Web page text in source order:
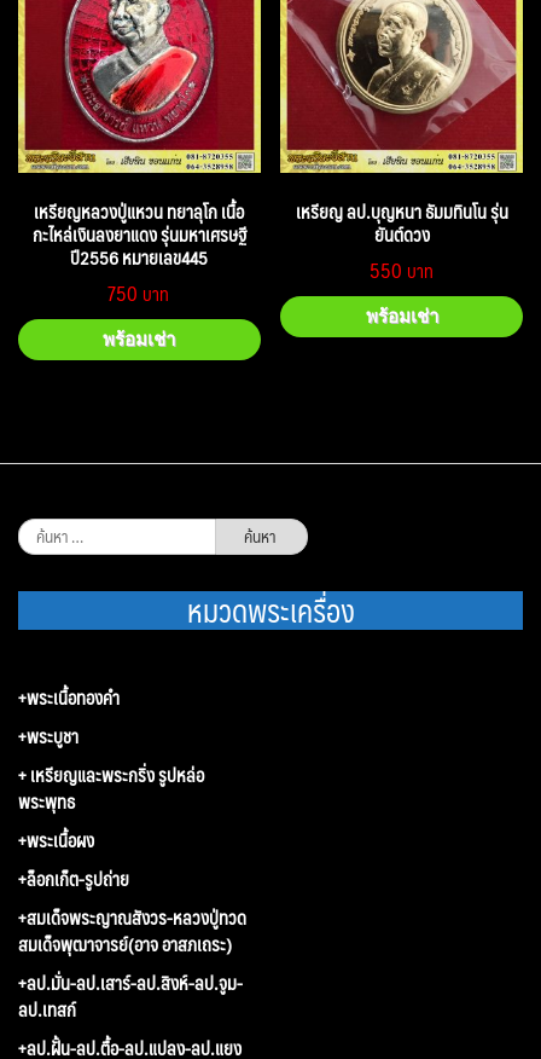
เหรียญหลวงปู่แหวน ทยาลุโก เนื้อ
กะไหล่เงินลงยาแดง รุ่นมหาเศรษฐี
ปี2556 หมายเลข445
750
พร้อมเช่า
เหรียญ ลป.บุญหนา ธัมมทินโน รุ่น
ยันต์ดวง
550
พร้อมเช่า
ค้นหา
สำหรับ:
หมวดพระเครื่อง
+พระเนื้อทองคำ
+พระบูชา
+ เหรียญและพระกริ่ง รูปหล่อ
พระพุทธ
+พระเนื้อผง
+ล็อกเก็ต-รูปถ่าย
+สมเด็จพระญาณสังวร-หลวงปู่ทวด
สมเด็จพุฒาจารย์(อาจ อาสภเถระ)
+ลป.มั่น-ลป.เสาร์-ลป.สิงห์-ลป.จูม-
ลป.เทสก์
+ลป.ฝั้น-ลป.ตื้อ-ลป.แปลง-ลป.แยง